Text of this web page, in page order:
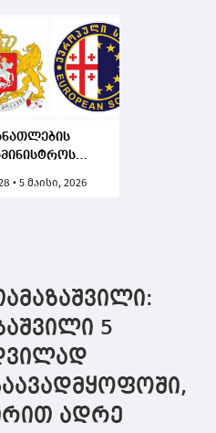
დაიწყო
• 5 მაისი, 2026
5
ადრე